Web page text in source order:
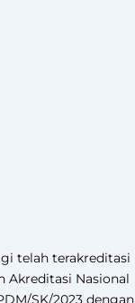
telah terakreditasi
Akreditasi Nasional
SK/2023 dengan